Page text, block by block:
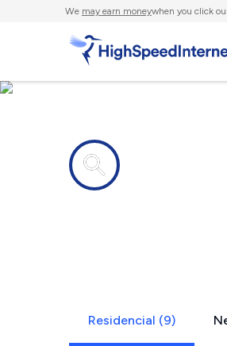
We may earn moneywhen you click
Residencial (9)